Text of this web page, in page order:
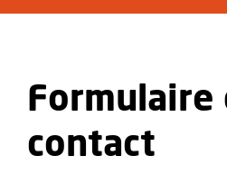
Formulaire
contact